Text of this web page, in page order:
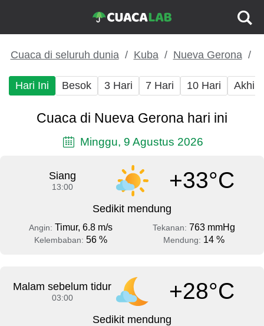
Cuaca di seluruh dunia Kuba Nueva Gerona
Hari Ini Besok 3 Hari 7 Hari 10 Hari Akhir
Cuaca di Nueva Gerona hari ini
Minggu, 9 Agustus 2026
Siang
13:00 +33°C
Sedikit mendung
Angin: Timur, 6.8 m/s Tekanan: 763 mmHg
Kelembaban: 56 % Mendung: 14 %
Malam sebelum tidur
03:00 +28°C
Sedikit mendung